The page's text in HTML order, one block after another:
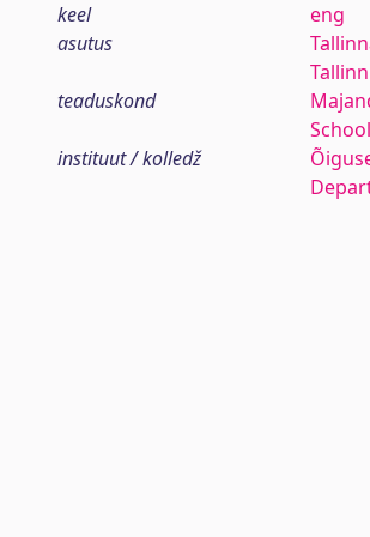
keel
eng
asutus
teaduskond
instituut / kolledž